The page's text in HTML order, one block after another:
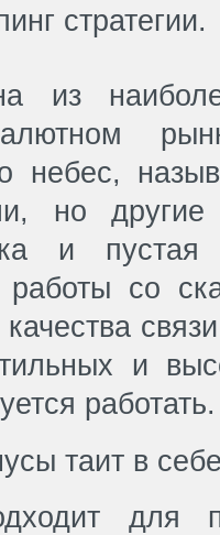
стратегии.
из
небес,
но другие
и пустая
со
и
работать.
таит в
для